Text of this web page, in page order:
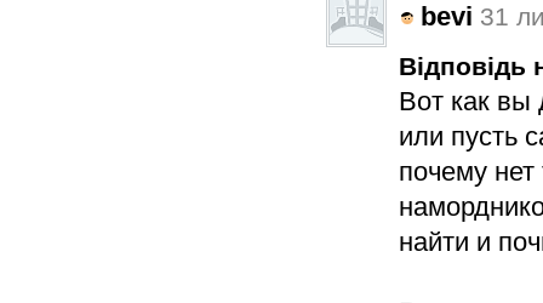
bevi 31
Відповідь
Вот как вы
или пусть
почему нет
найти и